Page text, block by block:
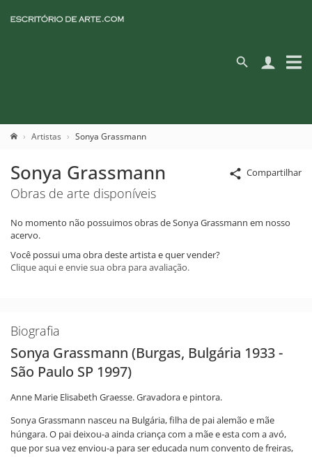
Artistas Sonya Grassmann
Compartilhar
Sonya Grassmann
Obras de arte disponíveis
No momento não possuimos obras de Sonya Grassmann em nosso
acervo.
Você possui uma obra deste artista e quer vender?
Clique aqui e envie sua obra para avaliação.
Biografia
Sonya Grassmann (Burgas, Bulgária 1933 -
São Paulo SP 1997)
Anne Marie Elisabeth Graesse. Gravadora e pintora.
Sonya Grassmann nasceu na Bulgária, filha de pai alemão e mãe
húngara. O pai deixou-a ainda criança com a mãe e esta com a avó,
que por sua vez enviou-a para ser educada num convento de freiras,